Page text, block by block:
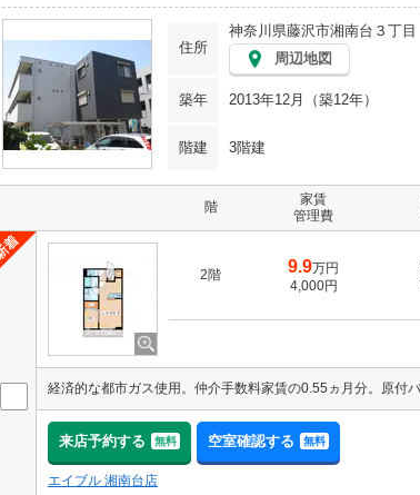
住所
神奈川県藤沢市湘南台３丁目
周辺地図
築年 2013年12月（築12年）
階建 3階建
階
家賃
管理費
2階 9.9万円
4,000円
来店予約する 無料 空室確認する 無料
エイブル 湘南台店